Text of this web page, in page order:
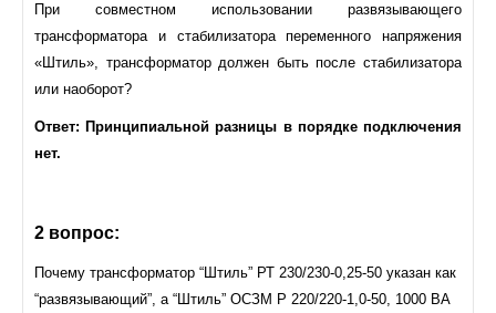
При совместном использовании развязывающего
трансформатора и стабилизатора переменного напряжения
«Штиль», трансформатор должен быть после стабилизатора
или наоборот?
Ответ: Принципиальной разницы в порядке подключения
нет.
2 вопрос:
Почему трансформатор “Штиль” РТ 230/230-0,25-50 указан как
“развязывающий”, а “Штиль” ОСЗМ Р 220/220-1,0-50, 1000 ВА